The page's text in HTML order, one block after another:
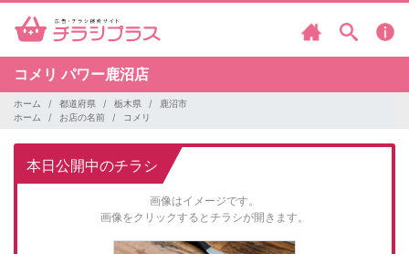
コメリ パワー鹿沼店
ホーム 都道府県 栃木県
鹿沼市
ホーム
お店の名前 コメリ
本日公開中のチラシ
画像はイメージです。
画像をクリックするとチラシが開きます。